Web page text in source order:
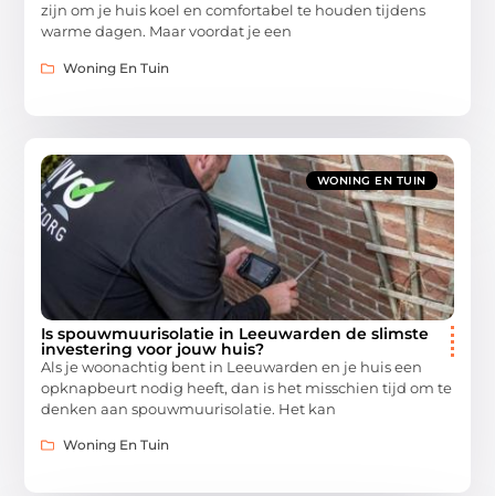
zijn om je huis koel en comfortabel te houden tijdens
warme dagen. Maar voordat je een
Woning En Tuin
WONING EN TUIN
Is spouwmuurisolatie in Leeuwarden de slimste
investering voor jouw huis?
Als je woonachtig bent in Leeuwarden en je huis een
opknapbeurt nodig heeft, dan is het misschien tijd om te
denken aan spouwmuurisolatie. Het kan
Woning En Tuin